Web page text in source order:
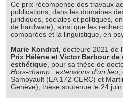
Ce prix récompense des travaux
publications, dans les domaines
juridiques, sociales et politiques,
de hardware), ainsi que les
comparées et la linguistique, en
Marie Kondrat, docteure 2021 de
Prix Hélène et Victor Barbour
esthétique, pour sa thèse de
Hors-champ : extensions d’un lieu,
Samoyault (EA 172-CERC) et
Genève), thèse soutenue le 24